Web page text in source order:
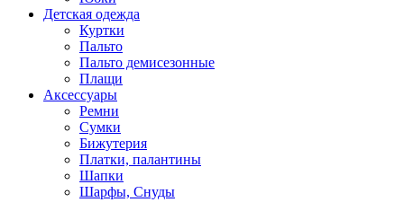
Детская одежда
Куртки
Пальто
Пальто демисезонные
Плащи
Аксессуары
Ремни
Сумки
Бижутерия
Платки, палантины
Шапки
Шарфы, Снуды